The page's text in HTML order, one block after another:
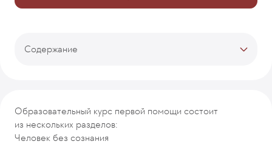
Содержание
Врачи-кураторы
Отзывы
Рекомендуемые программы
Образовательный курс первой помощи состоит
из нескольких разделов:
Человек без сознания